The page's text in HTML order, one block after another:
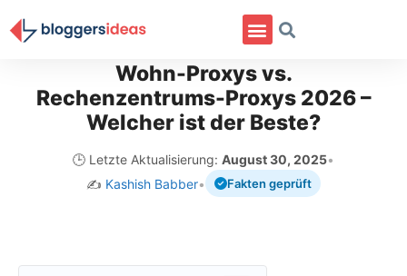
Wohn-Proxys vs.
Rechenzentrums-Proxys 2026 –
Welcher ist der Beste?
🕒 Letzte Aktualisierung: August 30, 2025•
✍️ Kashish Babber• Fakten geprüft